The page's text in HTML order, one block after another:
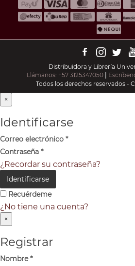
Distribuidora y Librería
Llámanos: +57 3125347050 |
Todos los derechos reservados -
×
Identificarse
Correo electrónico *
Contraseña *
¿Recordar su contraseña?
Identificarse
Recuérdeme
¿No tiene una cuenta?
×
Registrar
Nombre*